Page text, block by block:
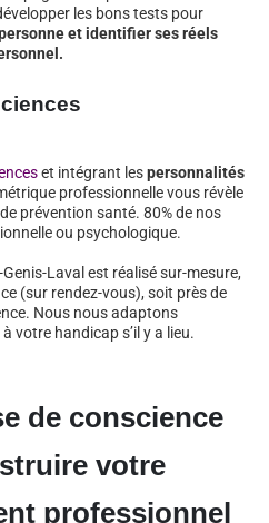
les bons tests pour
et identifier ses réels
et intégrant lespersonnalités
professionnelle vous révèle
prévention santé. 80% de nos
ou psychologique.
Laval est réalisé sur-mesure,
(sur rendez-vous), soit près de
Nous nous adaptons
votre handicap s’il y a lieu.
de conscience
votre
professionnel